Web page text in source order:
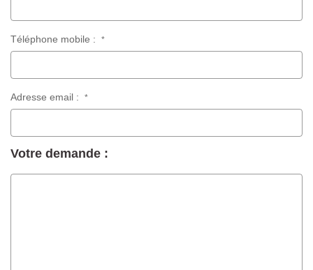
Téléphone mobile : *
Adresse email : *
Votre demande :